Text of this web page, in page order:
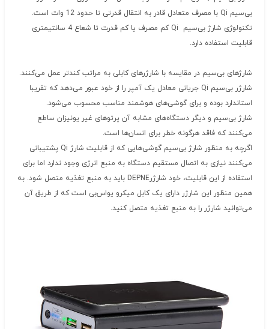
بی‌سیم Qi با مصرف متعادل قادر به انتقال قدرتی تا حدود 12 وات است.
تکنولوژی شارژ بی‌سیم Qi کم مصرف یا کم قدرت تا شعاع 4 سانتیمتری
قابلیت استفاده دارد.
شارژهای بی‌سیم در مقایسه با شارژرهای کابلی به مراتب کندتر عمل می‌کنند.
شارژر بی‌سیم Qi جریانی معادل یک آمپر را از خود عبور می‌دهد که تقریبا
استاندارد بوده و برای گوشی‌های هوشمند مناسب محسوب می‌شود.
شارژ بی‌سیم و دیگر دستگاه‌های مشابه آن پرتوهای غیر یونیزان ساطع
می‌کنند که فاقد هرگونه خطر برای انسان‌ها است.
اگرچه به منظور شارژ بی‌سیم گوشی‌هایی که از قابلیت شارژ Qi پشتیبانی
می‌کنند نیازی به اتصال مستقیم دستگاه به منبع انرژی وجود ندارد اما برای
استفاده از این قابلیت، خود شارژرDEPNE باید به منبع تغذیه متصل شود. به
همین منظور این شارژر دارای یک کابل میکرو یواس‌بی است که از طریق آن
می‌توانید شارژر را به منبع تغذیه متصل کنید.